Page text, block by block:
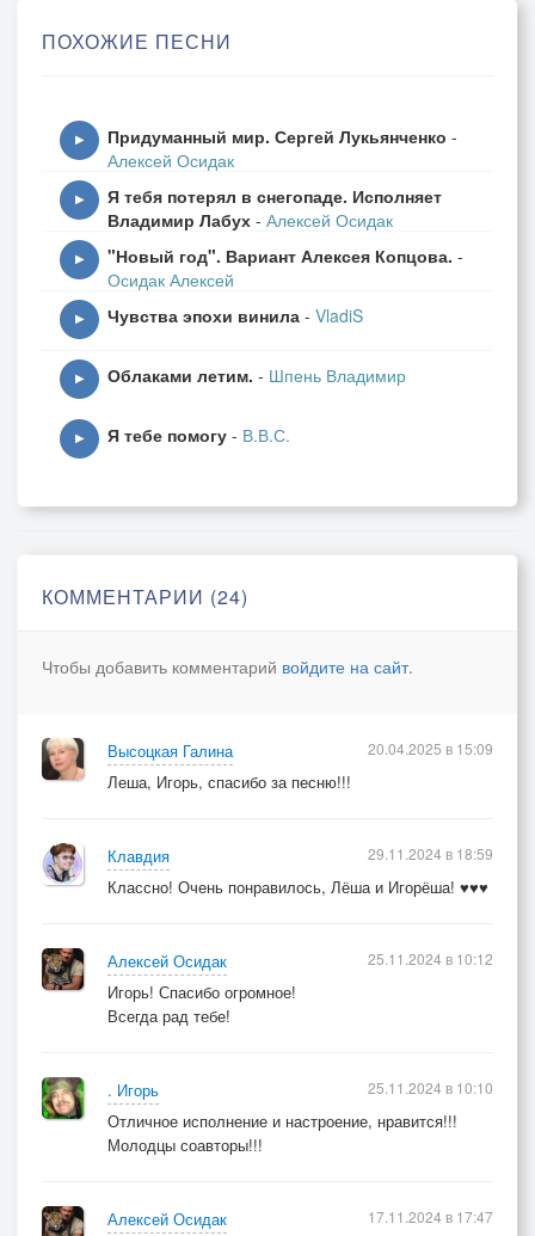
ПОХОЖИЕ ПЕСНИ
▶ Придуманный мир. Сергей Лукьянченко -
Алексей Осидак
▶
Я тебя потерял в снегопаде. Исполняет
Владимир Лабух - Алексей Осидак
▶ "Новый год". Вариант Алексея Копцова. -
Осидак Алексей
▶ Чувства эпохи винила - VladiS
▶ Облаками летим. - Шпень Владимир
▶ Я тебе помогу - В.В.С.
КОММЕНТАРИИ (24)
Чтобы добавить комментарий войдите на сайт.
Высоцкая Галина
Леша, Игорь, спасибо за песню!!!
20.04.2025 в 15:09
Клавдия
Классно! Очень понравилось, Лёша и Игорёша! ♥♥♥
29.11.2024 в 18:59
Алексей Осидак
Игорь! Спасибо огромное!
Всегда рад тебе!
25.11.2024 в 10:12
. Игорь
Отличное исполнение и настроение, нравится!!!
Молодцы соавторы!!!
25.11.2024 в 10:10
Алексей Осидак
17.11.2024 в 17:47